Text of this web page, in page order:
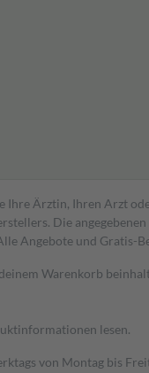
Ihre Ärztin, Ihren Arzt
Die
Angebote und Gratis-
Warenkorb
lesen.
von Montag bis